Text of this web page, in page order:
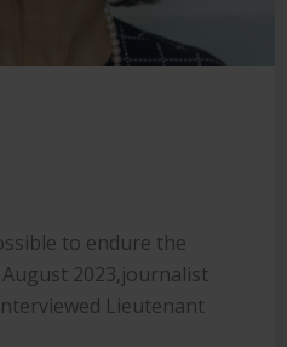
to endure the
2023,journalist
Lieutenant